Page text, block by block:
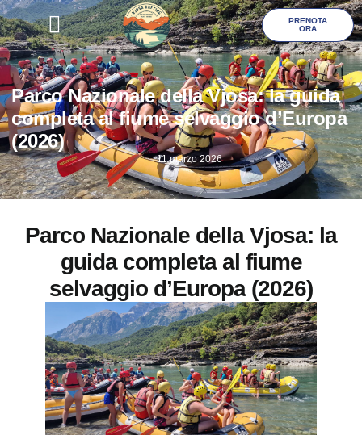
PRENOTA
ORA
Parco Nazionale della Vjosa: la guida
completa al fiume selvaggio d’Europa
(2026)
11 marzo 2026
Parco Nazionale della Vjosa: la
guida completa al fiume
selvaggio d’Europa (2026)